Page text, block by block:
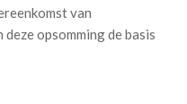
van
opsomming de basis